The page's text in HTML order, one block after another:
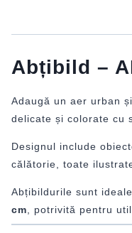
Abțibild –
Adaugă un aer urban
delicate și colorate cu
Designul include
călătorie, toate
Abțibildurile sunt
cm , potrivită pentru